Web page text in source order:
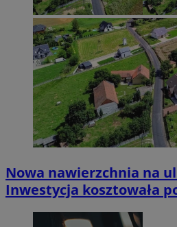
Nowa nawierzchnia na
Inwestycja kosztowała